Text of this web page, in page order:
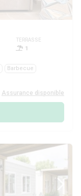
TERRASSE
1
Barbecue
Assurance disponible